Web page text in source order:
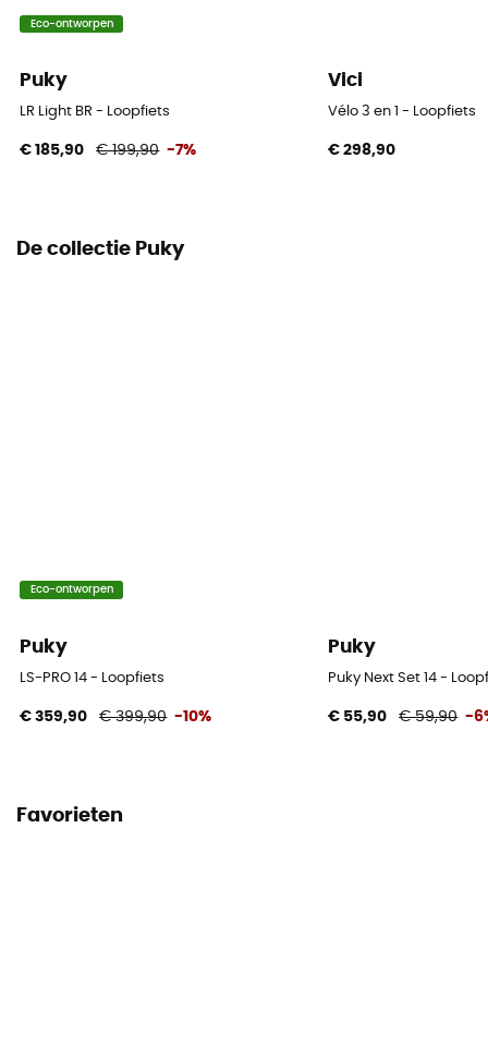
Eco-ontworpen
Puky
LR Light BR - Loopfiets
€ 185,90 € 199,90 -7%
Vici
Vélo 3 en 1 - Loopfiets
€ 298,90
De collectie Puky
Eco-ontworpen
Puky
LS-PRO 14 - Loopfiets
€ 359,90 € 399,90 -10%
Puky
Puky Next Set 14 -
€ 55,90 € 59,90 -
Favorieten